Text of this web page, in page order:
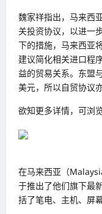
魏家祥指出，马来西
关投资协议，以进一
下的措施，马来西亚
建议简化相关进口程
益的贸易关系。东盟
美元，所以自贸协议
欲知更多详情，可浏
在马来西亚（
于推出了他们旗下最
括了笔电、主机、屏